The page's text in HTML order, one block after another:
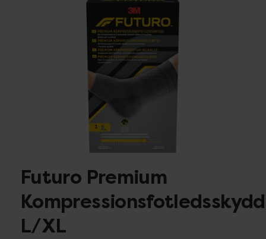
Futuro Premium
Kompressionsfotledsskydd
L/XL